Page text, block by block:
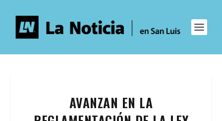
AVANZAN EN LA